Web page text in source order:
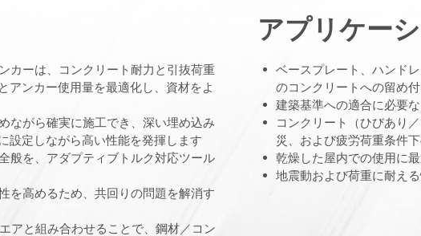
カーは、コンクリート耐力と引抜荷重
アンカー使用量を最適化し、資材をよ
ながら確実に施工でき、深い埋め込み
設定しながら高い性能を発揮します
般を、アダプティブトルク対応ツール
を高めるため、共回りの問題を解消す
アと組み合わせることで、鋼材／コン
アプリケー
ベースプレート、ハンド
のコンクリートへの留め
建築基準への適合に必要
コンクリート（ひびあり
災、および疲労荷重条件
乾燥した屋内での使用に
地震動および荷重に耐え